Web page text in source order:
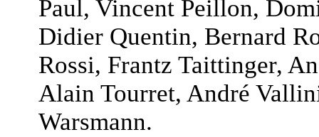
Paul, Vincent Peillon,
Didier Quentin, Bernard
Rossi, Frantz Taittinger,
Alain Tourret, André
Warsmann.